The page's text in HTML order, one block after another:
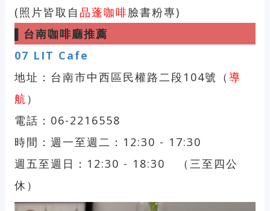
(照片皆取自 品蓬咖啡臉書粉專)
台南咖啡廳推薦
07 LIT Cafe
地址：台南市中西區民權路二段104號（ 導
航 ）
電話：06-2216558
時間：週一至週二：12:30 - 17:30
週五至週日：12:30 - 18:30 （三至四公
休）